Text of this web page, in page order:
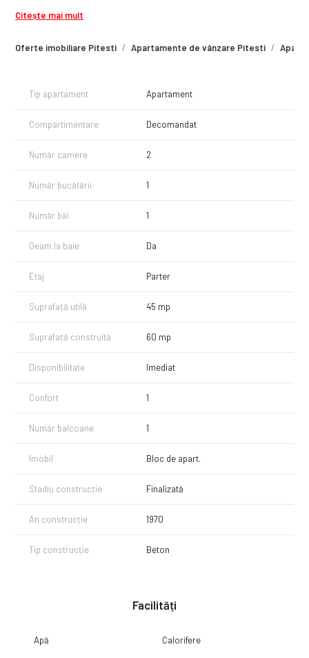
Oferte imobiliare Pitesti Apartamente de vânzare Pitesti
Citește mai mult
Tip apartament Apartament
Compartimentare Decomandat
Număr camere 2
Număr bucătării 1
Număr băi 1
Geam la baie Da
Etaj Parter
Suprafață utilă 45 mp
Suprafață construită 60 mp
Disponibilitate Imediat
Confort 1
Număr balcoane 1
Imobil Bloc de apart.
Stadiu construcție Finalizată
An construcție 1970
Tip construcție Beton
Facilități
Apă Calorifere